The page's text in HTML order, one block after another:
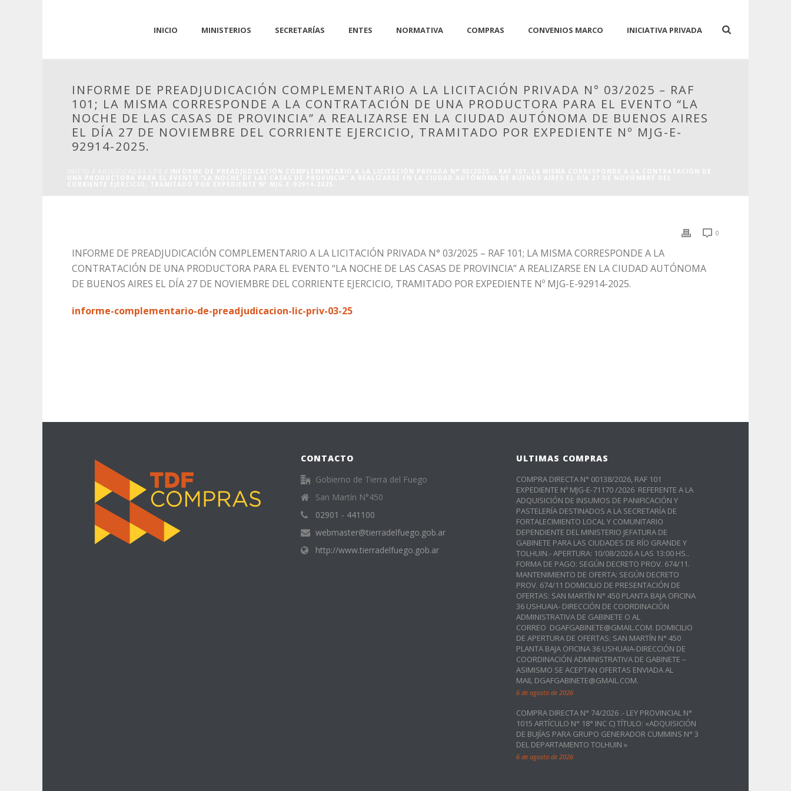
INICIO MINISTERIOS SECRETARÍAS ENTES NORMATIVA COMPRAS CONVENIOS MARCO INICIATIVA PRIVADA
INFORME DE PREADJUDICACIÓN COMPLEMENTARIO A LA LICITACIÓN PRIVADA N° 03/2025 – RAF
101; LA MISMA CORRESPONDE A LA CONTRATACIÓN DE UNA PRODUCTORA PARA EL EVENTO “LA
NOCHE DE LAS CASAS DE PROVINCIA” A REALIZARSE EN LA CIUDAD AUTÓNOMA DE BUENOS AIRES
EL DÍA 27 DE NOVIEMBRE DEL CORRIENTE EJERCICIO, TRAMITADO POR EXPEDIENTE Nº MJG-E-
92914-2025.
0
INFORME DE PREADJUDICACIÓN COMPLEMENTARIO A LA LICITACIÓN PRIVADA N° 03/2025 – RAF 101; LA MISMA CORRESPONDE A LA
CONTRATACIÓN DE UNA PRODUCTORA PARA EL EVENTO “LA NOCHE DE LAS CASAS DE PROVINCIA” A REALIZARSE EN LA CIUDAD AUTÓNOMA
DE BUENOS AIRES EL DÍA 27 DE NOVIEMBRE DEL CORRIENTE EJERCICIO, TRAMITADO POR EXPEDIENTE Nº MJG-E-92914-2025.
informe-complementario-de-preadjudicacion-lic-priv-03-25
CONTACTO
Gobierno de Tierra del Fuego
San Martín N°450
02901 - 441100
webmaster@tierradelfuego.gob.ar
http://www.tierradelfuego.gob.ar
ULTIMAS COMPRAS
COMPRA DIRECTA N° 00138/2026, RAF 101
EXPEDIENTE Nº MJG-E-71170 /2026 REFERENTE A LA
ADQUISICIÓN DE INSUMOS DE PANIFICACIÓN Y
PASTELERÍA DESTINADOS A LA SECRETARÍA DE
FORTALECIMIENTO LOCAL Y COMUNITARIO
DEPENDIENTE DEL MINISTERIO JEFATURA DE
GABINETE PARA LAS CIUDADES DE RÍO GRANDE Y
TOLHUIN.- APERTURA: 10/08/2026 A LAS 13:00 HS..
FORMA DE PAGO: SEGÚN DECRETO PROV. 674/11.
MANTENIMIENTO DE OFERTA: SEGÚN DECRETO
PROV. 674/11 DOMICILIO DE PRESENTACIÓN DE
OFERTAS: SAN MARTÍN N° 450 PLANTA BAJA OFICINA
36 USHUAIA- DIRECCIÓN DE COORDINACIÓN
ADMINISTRATIVA DE GABINETE O AL
CORREO DGAFGABINETE@GMAIL.COM. DOMICILIO
DE APERTURA DE OFERTAS: SAN MARTÍN N° 450
PLANTA BAJA OFICINA 36 USHUAIA-DIRECCIÓN DE
COORDINACIÓN ADMINISTRATIVA DE GABINETE –
ASIMISMO SE ACEPTAN OFERTAS ENVIADA AL
MAIL DGAFGABINETE@GMAIL.COM.
6 de agosto de 2026
COMPRA DIRECTA N° 74/2026 .- LEY PROVINCIAL N°
1015 ARTÍCULO N° 18° INC C) TÍTULO: «ADQUISICIÓN
DE BUJÍAS PARA GRUPO GENERADOR CUMMINS N° 3
DEL DEPARTAMENTO TOLHUIN »
6 de agosto de 2026